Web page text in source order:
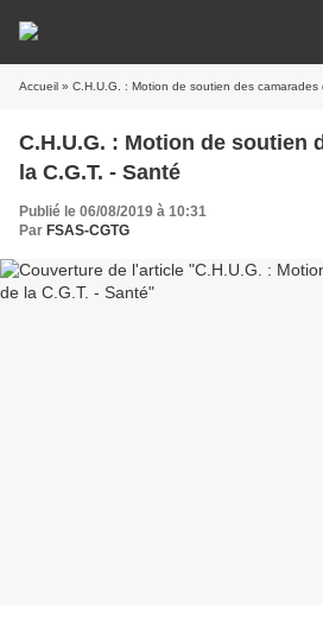
Accueil » C.H.U.G. : Motion de soutien des camarades
C.H.U.G. : Motion de soutien
la C.G.T. - Santé
Publié le 06/08/2019 à 10:31
Par FSAS-CGTG